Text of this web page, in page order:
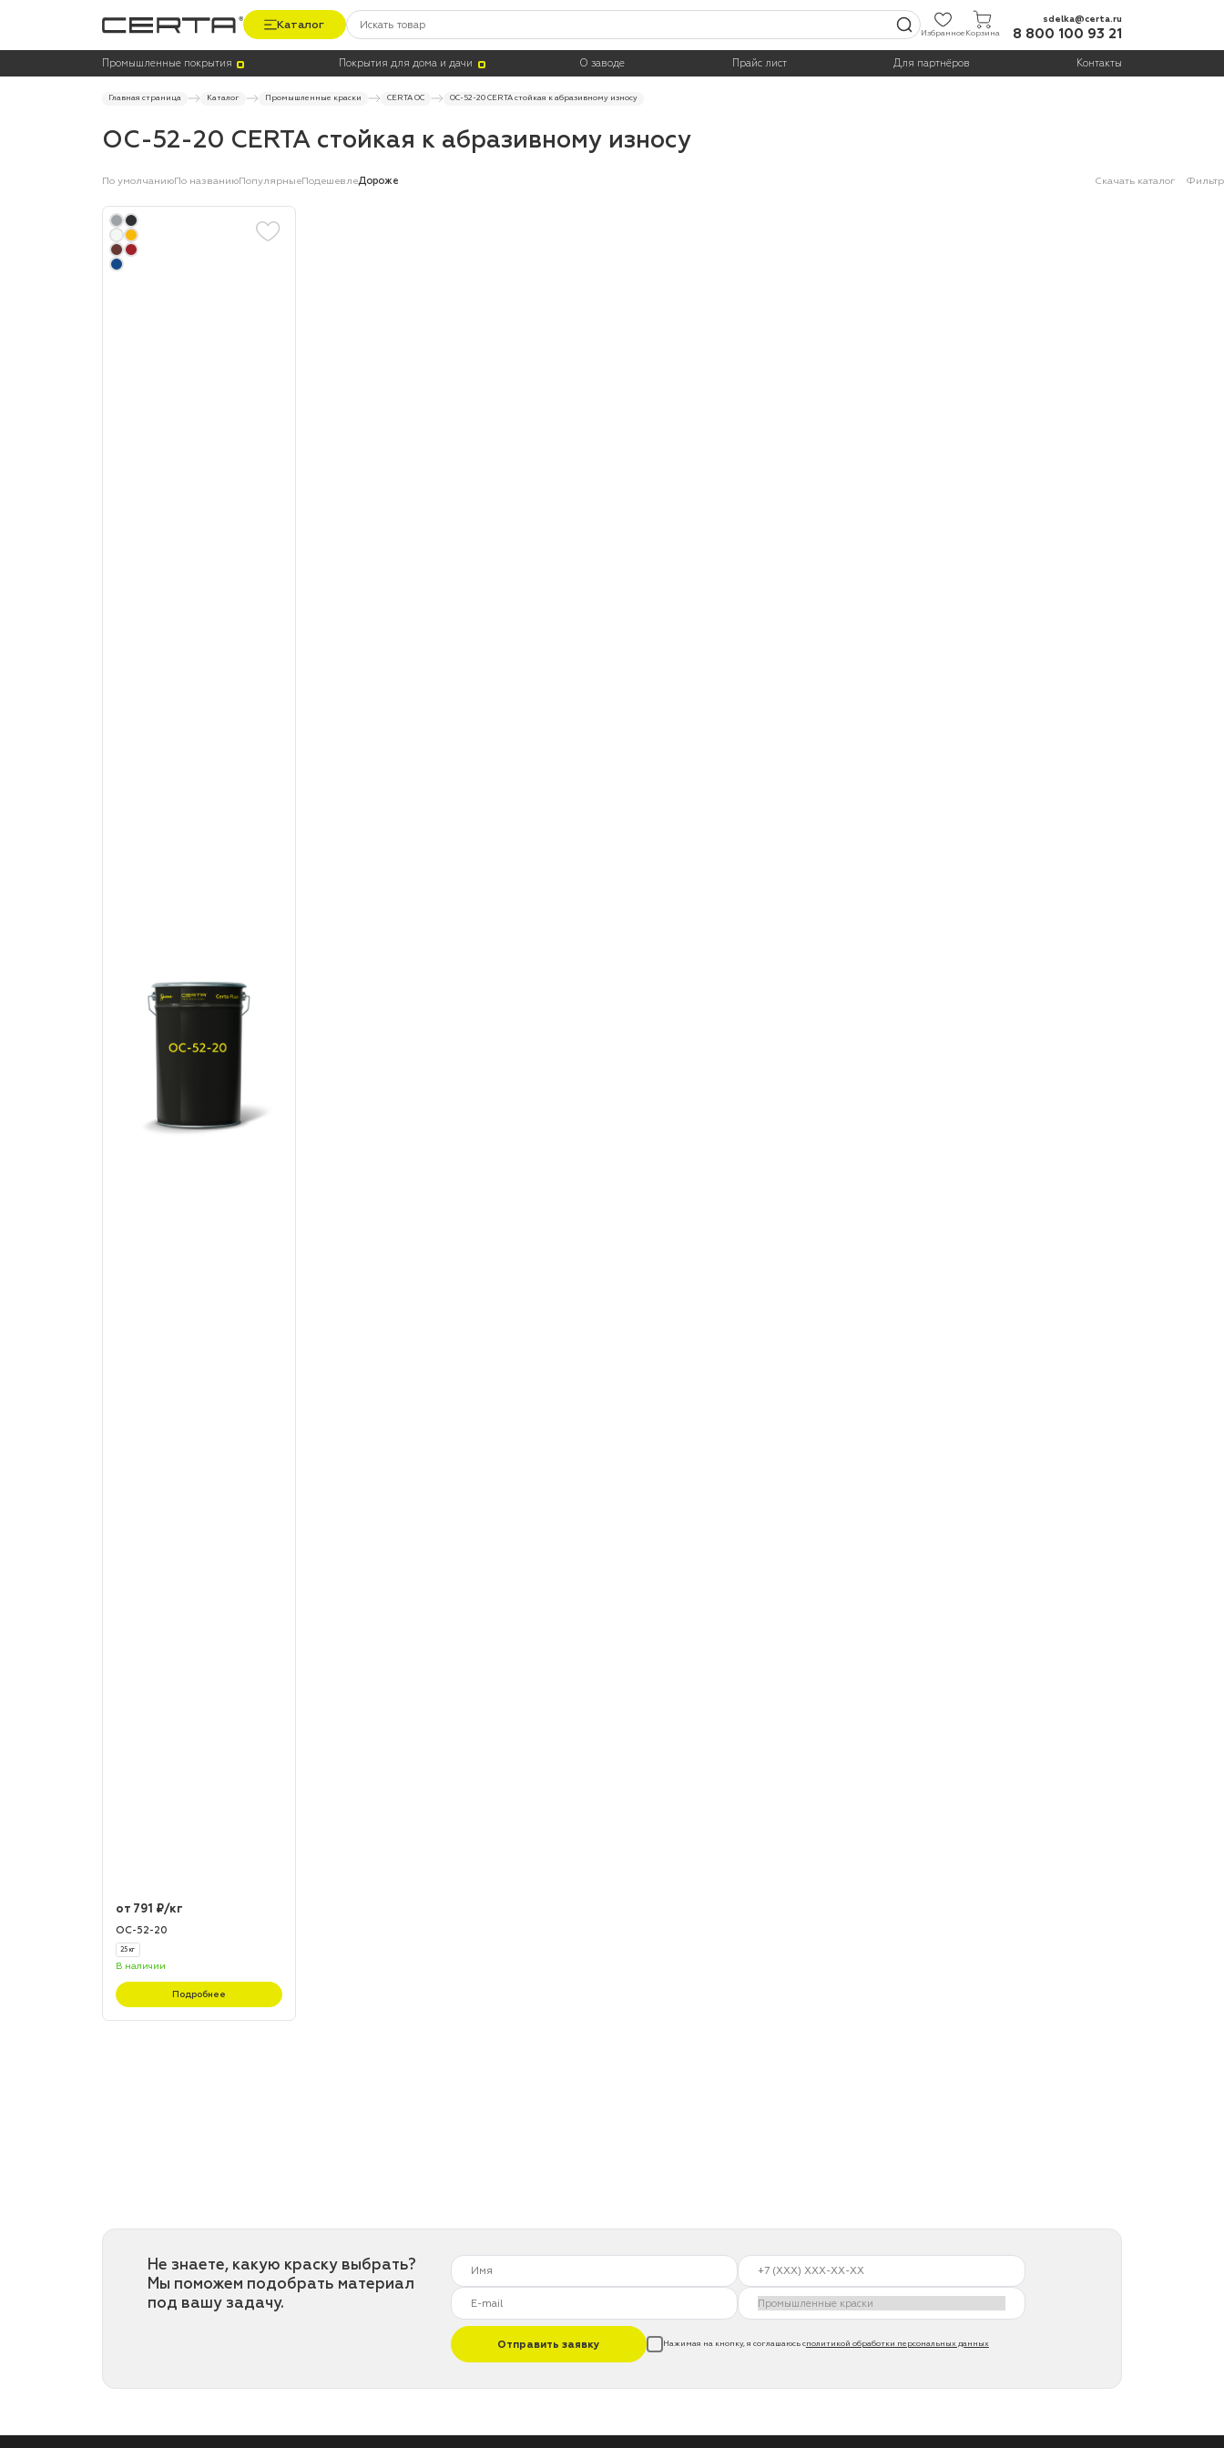
Каталог
ИзбранноеКорзина
sdelka@certa.ru
8 800 100 93 21
Промышленные покрытия Покрытия для дома и дачи О заводе Прайс лист Для партнёров Контакты
Главная страница Каталог Промышленные краски CERTA ОС ОС-52-20 CERTA стойкая к абразивному износу
ОС-52-20 CERTA стойкая к абразивному износу
Цвет Тара
По умолчаниюПо названиюПопулярныеПодешевлеДороже Скачать каталог Фильтр
от 791 ₽/кг
ОС-52-20
25 кг
В наличии
Подробнее
Не знаете, какую краску выбрать?
Мы поможем подобрать материал
под вашу задачу.
Отправить заявку Нажимая на кнопку, я соглашаюсь сполитикой обработки персональных данных